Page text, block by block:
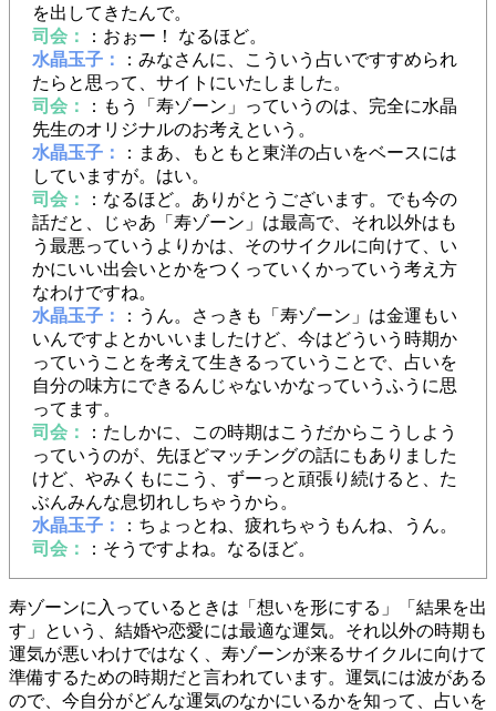
を出してきたんで。
司会：
：おぉー！ なるほど。
水晶玉子：
：みなさんに、こういう占いですすめられ
たらと思って、サイトにいたしました。
司会：
：もう「寿ゾーン」っていうのは、完全に水晶
先生のオリジナルのお考えという。
水晶玉子：
：まあ、もともと東洋の占いをベースには
していますが。はい。
司会：
：なるほど。ありがとうございます。でも今の
話だと、じゃあ「寿ゾーン」は最高で、それ以外はも
う最悪っていうよりかは、そのサイクルに向けて、い
かにいい出会いとかをつくっていくかっていう考え方
なわけですね。
水晶玉子：
：うん。さっきも「寿ゾーン」は金運もい
いんですよとかいいましたけど、今はどういう時期か
っていうことを考えて生きるっていうことで、占いを
自分の味方にできるんじゃないかなっていうふうに思
ってます。
司会：
：たしかに、この時期はこうだからこうしよう
っていうのが、先ほどマッチングの話にもありました
けど、やみくもにこう、ずーっと頑張り続けると、た
ぶんみんな息切れしちゃうから。
水晶玉子：
：ちょっとね、疲れちゃうもんね、うん。
司会：
：そうですよね。なるほど。
寿ゾーンに入っているときは「想いを形にする」「結果を出
す」という、結婚や恋愛には最適な運気。それ以外の時期も
運気が悪いわけではなく、寿ゾーンが来るサイクルに向けて
準備するための時期だと言われています。運気には波がある
ので、今自分がどんな運気のなかにいるかを知って、占いを